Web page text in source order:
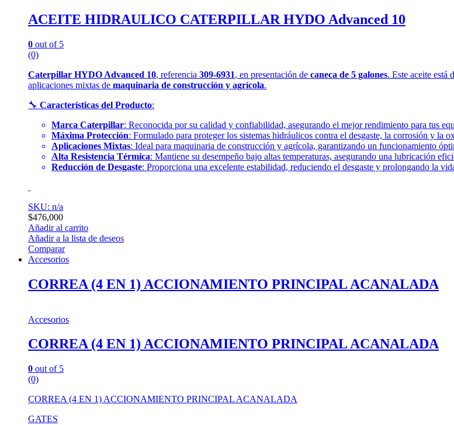
ACEITE HIDRAULICO CATERPILLAR HYDO Advanced 10
0 out of 5
(0)
Caterpillar HYDO Advanced 10, referencia 309-6931, en presentación de caneca de 5 galones. Este aceite está
aplicaciones mixtas de maquinaria de construcción y agrícola.
🔧 Características del Producto:
Marca Caterpillar: Reconocida por su calidad y confiabilidad, asegurando el mejor rendimiento para tus
Máxima Protección: Formulado para proteger los sistemas hidráulicos contra el desgaste, la corrosión y la
Aplicaciones Mixtas: Ideal para maquinaria de construcción y agrícola, garantizando un funcionamiento
Alta Resistencia Térmica: Mantiene su desempeño bajo altas temperaturas, asegurando una lubricación
Reducción de Desgaste: Proporciona una excelente estabilidad, reduciendo el desgaste y prolongando la
SKU: n/a
$476,000
Añadir al carrito
Añadir a la lista de deseos
Comparar
Accesorios
CORREA (4 EN 1) ACCIONAMIENTO PRINCIPAL ACANALADA
Accesorios
CORREA (4 EN 1) ACCIONAMIENTO PRINCIPAL ACANALADA
0 out of 5
(0)
CORREA (4 EN 1) ACCIONAMIENTO PRINCIPAL ACANALADA
GATES